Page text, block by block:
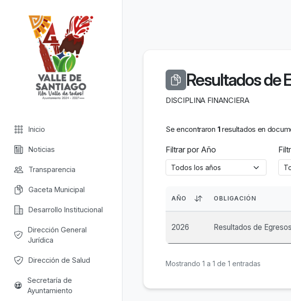
Inicio
Noticias
Transparencia
Gaceta Municipal
Desarrollo Institucional
Dirección General
Jurídica
Dirección de Salud
Secretaría de
Ayuntamiento
Resultados de
DISCIPLINA FINANCIERA
Se encontraron 1resultados en
Filtrar por Año
AÑO OBLIGACIÓN
2026 Resultados de
Mostrando 1 a 1 de 1 entradas